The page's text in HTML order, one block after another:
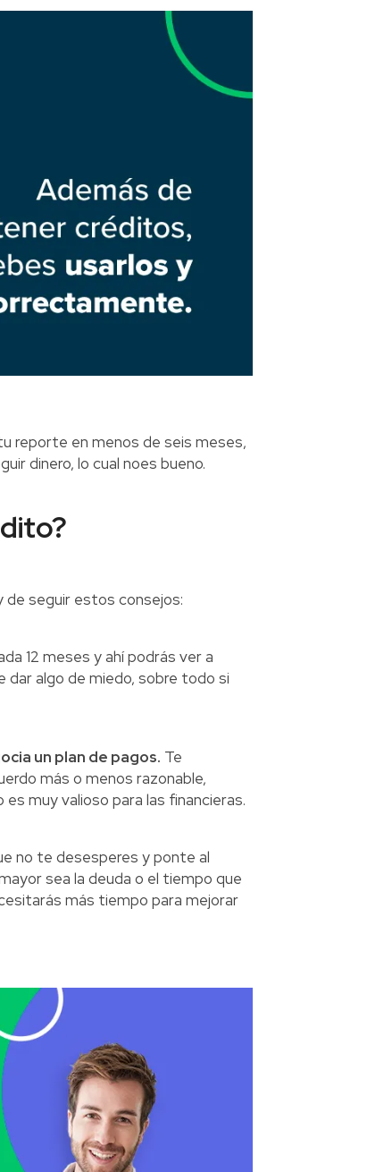
reporte en menos de seis meses,
dinero, lo cual noes bueno.
de seguir estos consejos:
12 meses y ahí podrás ver a
dar algo de miedo, sobre todo si
un plan de pagos. Te
más o menos razonable,
muy valioso para las financieras.
no te desesperes y ponte al
sea la deuda o el tiempo que
más tiempo para mejorar